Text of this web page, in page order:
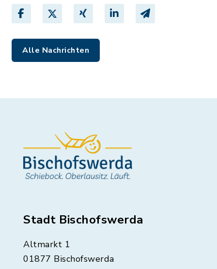
Alle Nachrichten
Stadt Bischofswerda
Altmarkt 1
01877 Bischofswerda